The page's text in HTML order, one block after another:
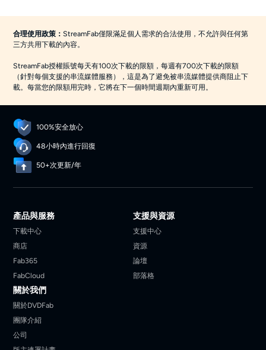
合理使用政策：StreamFab僅限滿足個人需求的合法使用，不允許與任何第
三方共用下載的內容。
StreamFab授權賬號每天有100次下載的限額，每週有700次下載的限額
（針對每個支援的串流媒體服務），這是為了避免被串流媒體提供商阻止下
載。每當您的限額用完時，它將在下一個時間週期內重新可用。
100%安全放心
48小時內進行回復
50+次更新/年
產品與服務
下載中心
商店
Fab365
FabCloud
支援與資源
支援中心
資源
論壇
部落格
關於我們
關於DVDFab
團隊介紹
公司